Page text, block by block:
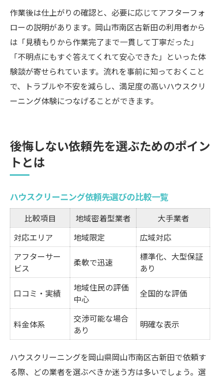
作業後は仕上がりの確認と、必要に応じてアフターフォ
ローの説明があります。岡山市南区古新田の利用者から
は「見積もりから作業完了まで一貫して丁寧だった」
「不明点にもすぐ答えてくれて安心できた」といった体
験談が寄せられています。流れを事前に知っておくこと
で、トラブルや不安を減らし、満足度の高いハウスクリ
ーニング体験につなげることができます。
後悔しない依頼先を選ぶためのポイン
トとは
ハウスクリーニング依頼先選びの比較一覧
比較項目 地域密着型業者
大手業者
対応エリア
地域限定
広域対応
アフターサー
ビス
柔軟で迅速
標準化、大型保証
あり
口コミ・実績
地域住民の評価
中心
全国的な評価
料金体系
交渉可能な場合
あり
明確な表示
ハウスクリーニングを岡山県岡山市南区古新田で依頼す
る際、どの業者を選ぶべきか迷う方は多いでしょう。選